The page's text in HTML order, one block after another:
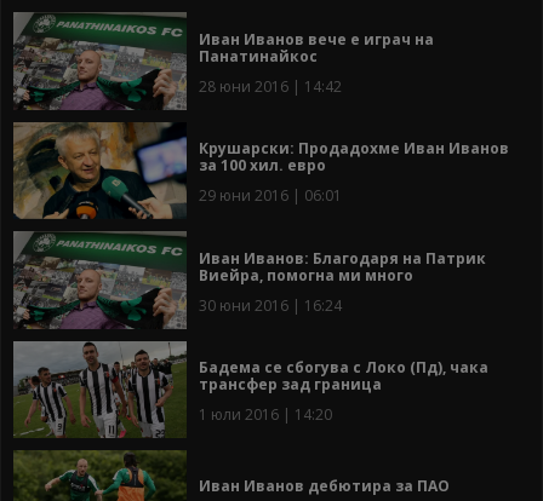
Иван Иванов вече е играч на
Панатинайкос
28 юни 2016 | 14:42
Крушарски: Продадохме Иван Иванов
за 100 хил. евро
29 юни 2016 | 06:01
Иван Иванов: Благодаря на Патрик
Виейра, помогна ми много
30 юни 2016 | 16:24
Бадема се сбогува с Локо (Пд), чака
трансфер зад граница
1 юли 2016 | 14:20
Иван Иванов дебютира за ПАО